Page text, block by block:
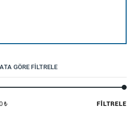
GÖRE FILTRELE
En
En
FILTRELE
₺